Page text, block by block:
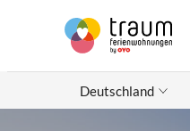
Deutschland